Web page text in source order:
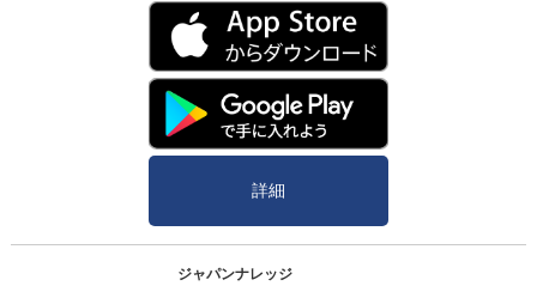
詳細
ジャパンナレッジ